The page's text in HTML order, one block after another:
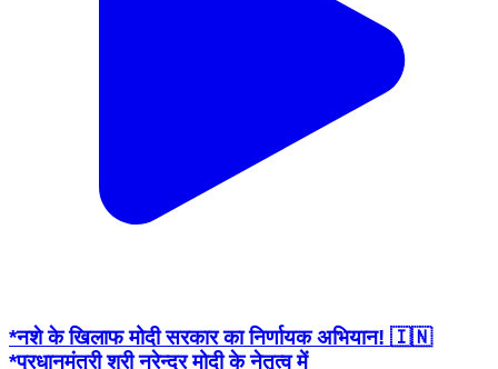
*नशे के खिलाफ मोदी सरकार का निर्णायक अभियान! 🇮🇳
*प्रधानमंत्री श्री नरेन्द्र मोदी के नेतृत्व में